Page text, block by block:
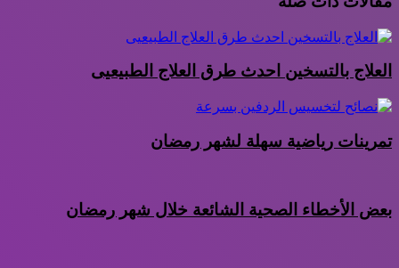
العلاج بالتسخين احدث طرق العلاج الطبيعيى
تمرينات رياضية سهلة لشهر رمضان
بعض الأخطاء الصحية الشائعة خلال شهر رمضان